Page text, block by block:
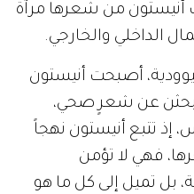
أنيستون من شعرها مرآة
الداخلي والخارجي.
أصبحت أنيستون
عن شعرٍ صحي،
إذ تتبع أنيستون نهجاً
فهي لا تؤمن
بل تميل إلى كل ما هو